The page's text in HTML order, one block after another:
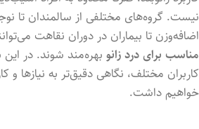
نیست. گروه‌های مختلفی از سالمندان تا
اضافه‌وزن تا بیماران در دوران نقاهت
مناسب برای درد زانو بهره‌مند شوند. در
کاربران مختلف، نگاهی دقیق‌تر به نیازها و
خواهیم داشت.